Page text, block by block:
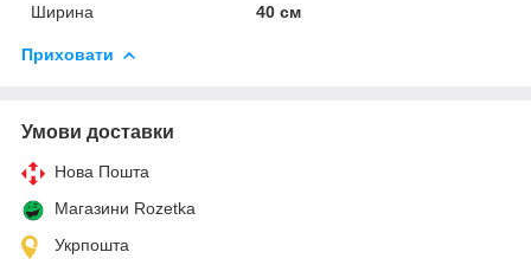
Ширина
40 см
Приховати
Умови доставки
Нова Пошта
Магазини Rozetka
Укрпошта